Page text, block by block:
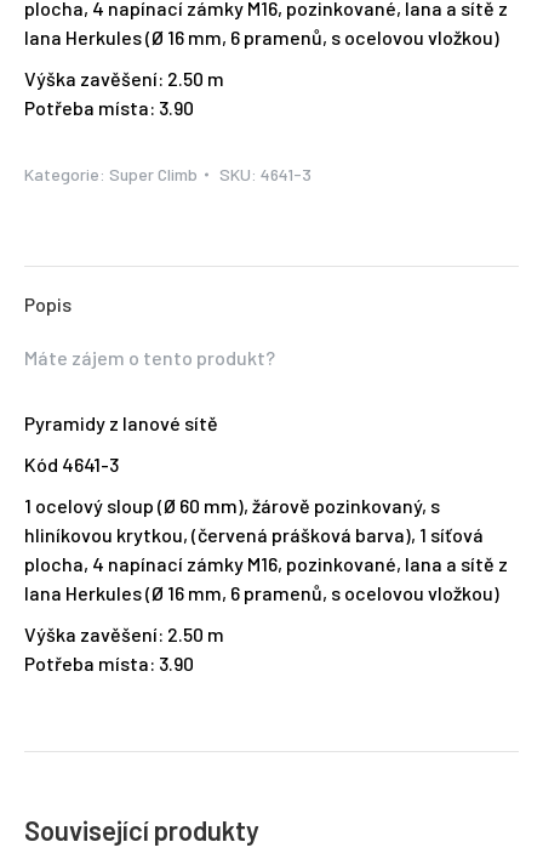
plocha, 4 napínací zámky M16, pozinkované, lana a sítě z
lana Herkules (Ø 16 mm, 6 pramenů, s ocelovou vložkou)
Výška zavěšení: 2.50 m
Potřeba místa: 3.90
Kategorie: Super Climb SKU: 4641-3
Popis
Máte zájem o tento produkt?
Pyramidy z lanové sítě
Kód 4641-3
1 ocelový sloup (Ø 60 mm), žárově pozinkovaný, s
hliníkovou krytkou, (červená prášková barva), 1 síťová
plocha, 4 napínací zámky M16, pozinkované, lana a sítě z
lana Herkules (Ø 16 mm, 6 pramenů, s ocelovou vložkou)
Výška zavěšení: 2.50 m
Potřeba místa: 3.90
Související produkty